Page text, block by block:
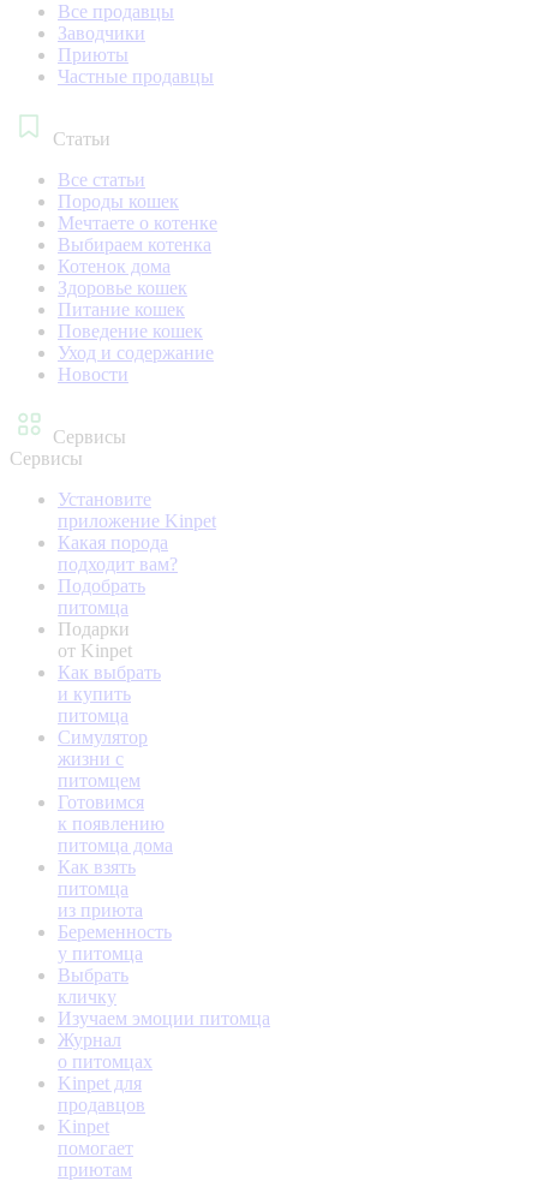
Все продавцы
Заводчики
Приюты
Частные продавцы
Статьи
Все статьи
Породы кошек
Мечтаете о котенке
Выбираем котенка
Котенок дома
Здоровье кошек
Питание кошек
Поведение кошек
Уход и содержание
Новости
Сервисы
Сервисы
Установите
приложение Kinpet
Какая порода
подходит вам?
Подобрать
питомца
Подарки
от Kinpet
Как выбрать
и купить
питомца
Симулятор
жизни с
питомцем
Готовимся
к появлению
питомца дома
Как взять
питомца
из приюта
Беременность
у питомца
Выбрать
кличку
Изучаем эмоции питомца
Журнал
о питомцах
Kinpet для
продавцов
Kinpet
помогает
приютам